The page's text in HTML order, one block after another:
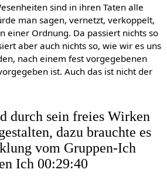
sind in ihren Taten alle
man sagen, vernetzt, verkoppelt,
einer Ordnung. Da passiert nichts so
aber auch nichts so, wie wir es uns
nach einem fest vorgegebenen
ist. Auch das ist nicht der
durch sein freies Wirken
dazu brauchte es
vom Gruppen-Ich
Ich 00:29:40